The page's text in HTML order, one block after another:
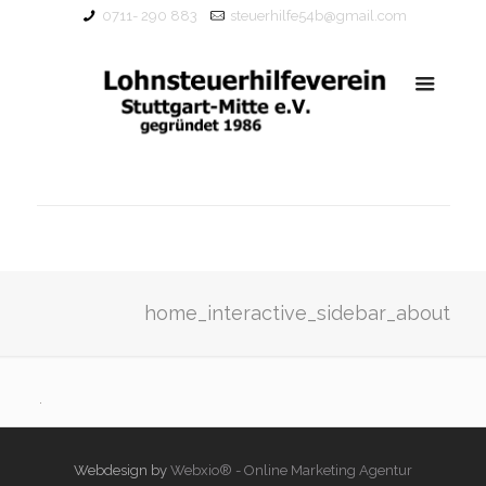
0711- 290 883 steuerhilfe54b@gmail.com
home_interactive_sidebar_about
Webdesign by Webxio® - Online Marketing Agentur